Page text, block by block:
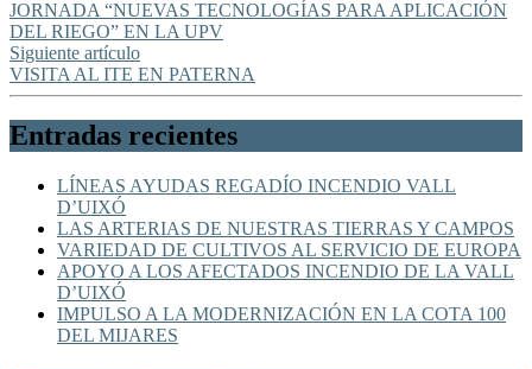
JORNADA “NUEVAS TECNOLOGÍAS PARA APLICACIÓN
DEL RIEGO” EN LA UPV
Siguiente artículo
VISITA AL ITE EN PATERNA
Entradas recientes
LÍNEAS AYUDAS REGADÍO INCENDIO VALL
D’UIXÓ
LAS ARTERIAS DE NUESTRAS TIERRAS Y CAMPOS
VARIEDAD DE CULTIVOS AL SERVICIO DE EUROPA
APOYO A LOS AFECTADOS INCENDIO DE LA VALL
D’UIXÓ
IMPULSO A LA MODERNIZACIÓN EN LA COTA 100
DEL MIJARES